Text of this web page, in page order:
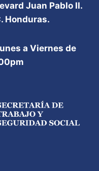
Juan Pablo II.
Honduras.
a Viernes de